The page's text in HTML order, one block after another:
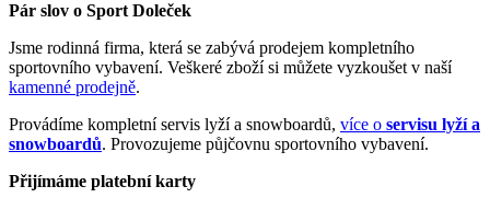
Pár slov o Sport Doleček
Jsme rodinná firma, která se zabývá prodejem kompletního
sportovního vybavení. Veškeré zboží si můžete vyzkoušet v naší
kamenné prodejně.
Provádíme kompletní servis lyží a snowboardů, více o servisu lyží a
snowboardů. Provozujeme půjčovnu sportovního vybavení.
Přijímáme platební karty